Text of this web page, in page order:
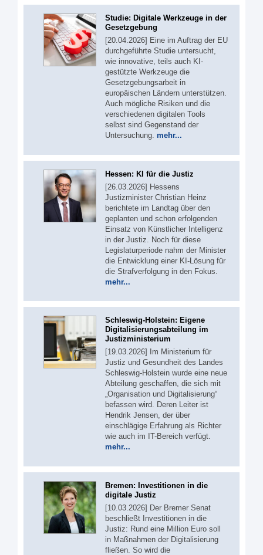
Studie: Digitale Werkzeuge in der
Gesetzgebung
[20.04.2026] Eine im Auftrag der EU
durchgeführte Studie untersucht,
wie innovative, teils auch KI-
gestützte Werkzeuge die
Gesetzgebungsarbeit in
europäischen Ländern unterstützen.
Auch mögliche Risiken und die
verschiedenen digitalen Tools
selbst sind Gegenstand der
Untersuchung. mehr...
Hessen: KI für die Justiz
[26.03.2026] Hessens
Justizminister Christian Heinz
berichtete im Landtag über den
geplanten und schon erfolgenden
Einsatz von Künstlicher Intelligenz
in der Justiz. Noch für diese
Legislaturperiode nahm der Minister
die Entwicklung einer KI-Lösung für
die Strafverfolgung in den Fokus.
mehr...
Schleswig-Holstein: Eigene
Digitalisierungsabteilung im
Justizministerium
[19.03.2026] Im Ministerium für
Justiz und Gesundheit des Landes
Schleswig-Holstein wurde eine neue
Abteilung geschaffen, die sich mit
„Organisation und Digitalisierung“
befassen wird. Deren Leiter ist
Hendrik Jensen, der über
einschlägige Erfahrung als Richter
wie auch im IT-Bereich verfügt.
mehr...
Bremen: Investitionen in die
digitale Justiz
[10.03.2026] Der Bremer Senat
beschließt Investitionen in die
Justiz: Rund eine Million Euro soll
in Maßnahmen der Digitalisierung
fließen. So wird die